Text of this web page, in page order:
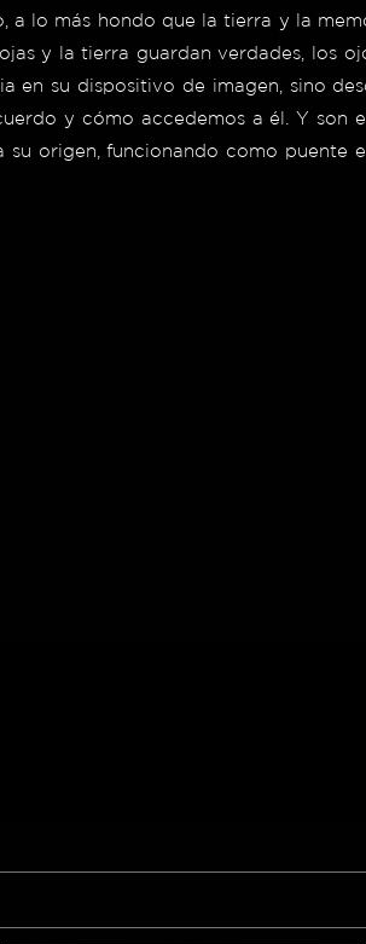
lo más hondo que la tierra y la
y la tierra guardan verdades, los
en su dispositivo de imagen, sino
y cómo accedemos a él. Y son
origen, funcionando como puente